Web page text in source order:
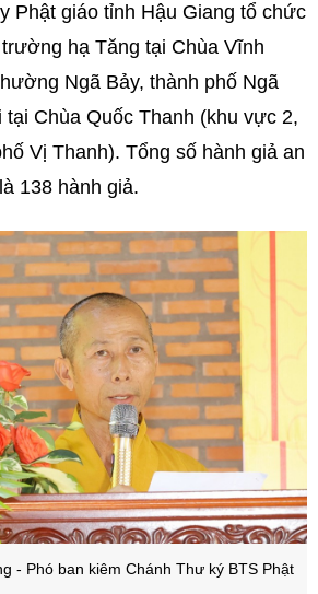
Phật giáo tỉnh Hậu Giang tổ chức
hạ Tăng tại Chùa Vĩnh
Ngã Bảy, thành phố Ngã
Chùa Quốc Thanh (khu vực 2,
Vị Thanh). Tổng số hành giả an
138 hành giả.
- Phó ban kiêm Chánh Thư ký BTS Phật